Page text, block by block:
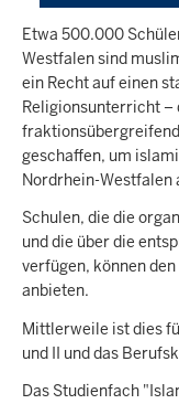
Etwa 500.000
Westfalen sind
ein Recht auf einen
Religionsunterricht –
geschaffen, um
Nordrhein-Westfalen
Schulen, die die
und die über die
verfügen, können
anbieten.
Mittlerweile ist dies
und II und das
Das Studienfach